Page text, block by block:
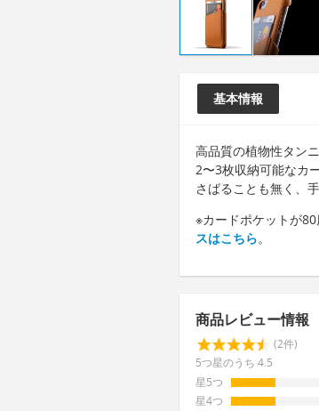
基本情報
高品質の植物性タン
2〜3枚収納可能なカ
さばることも無く、
※カードポケットが
スはこちら。
商品レビュー情報
(2件)
5つ星のうち 4.5
星5つ
星4つ